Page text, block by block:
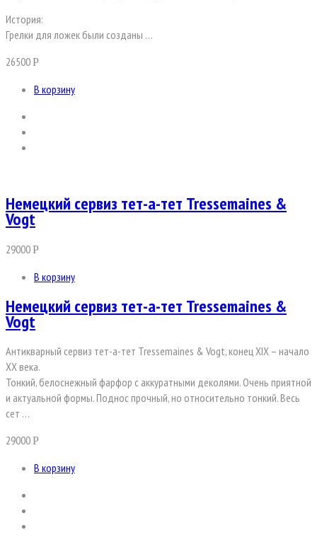
История:
Грелки для ложек были созданы …
26500Р
В корзину
Немецкий сервиз тет-а-тет Tressemaines &
Vogt
29000Р
В корзину
Немецкий сервиз тет-а-тет Tressemaines &
Vogt
Антикварный сервиз тет-а-тет Tressemaines & Vogt, конец XIX – начало
ХХ века.
Тонкий, белоснежный фарфор с аккуратными деколями. Очень приятной
и актуальной формы. Поднос прочный, но относительно тонкий. Весь
сет …
29000Р
В корзину